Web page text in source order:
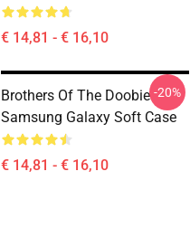
€ 14,81 - € 16,10
Brothers Of The Doobie
Samsung Galaxy Soft Case
€ 14,81 - € 16,10
-20%